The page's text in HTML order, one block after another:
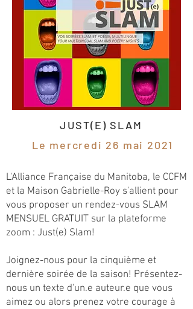
JUST(E) SLAM
Le mercredi 26 mai 2021
L'Alliance Française du Manitoba, le CCFM
et la Maison Gabrielle-Roy s'allient pour
vous proposer un rendez-vous SLAM
MENSUEL GRATUIT sur la plateforme
zoom : Just(e) Slam!
Joignez-nous pour la cinquième et
dernière soirée de la saison! Présentez-
nous un texte d'un.e auteur.e que vous
aimez ou alors prenez votre courage à